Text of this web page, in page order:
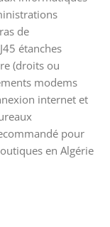
de
étanches
(droits ou
modems
internet et
pour
en Algérie